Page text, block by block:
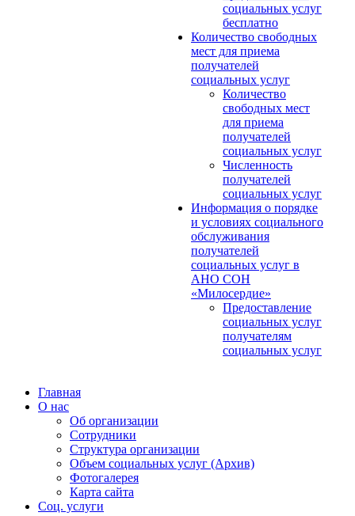
социальных услуг
бесплатно
Количество свободных
мест для приема
получателей
социальных услуг
Количество
свободных мест
для приема
получателей
социальных услуг
Численность
получателей
социальных услуг
Информация о порядке
и условиях социального
обслуживания
получателей
социальных услуг в
АНО СОН
«Милосердие»
Предоставление
социальных услуг
получателям
социальных услуг
Главная
О нас
Об организации
Сотрудники
Структура организации
Объем социальных услуг (Архив)
Фотогалерея
Карта сайта
Соц. услуги